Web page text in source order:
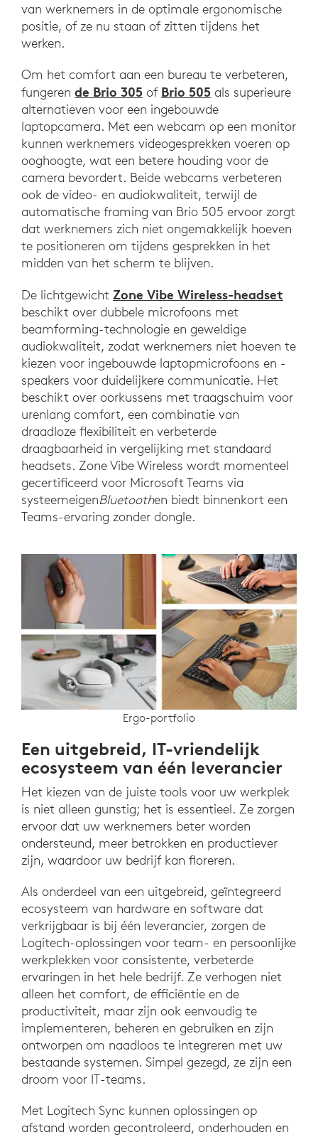
van werknemers in de optimale ergonomische
positie, of ze nu staan of zitten tijdens het
werken.
Om het comfort aan een bureau te verbeteren,
fungeren de Brio 305 of Brio 505 als superieure
alternatieven voor een ingebouwde
laptopcamera. Met een webcam op een monitor
kunnen werknemers videogesprekken voeren op
ooghoogte, wat een betere houding voor de
camera bevordert. Beide webcams verbeteren
ook de video- en audiokwaliteit, terwijl de
automatische framing van Brio 505 ervoor zorgt
dat werknemers zich niet ongemakkelijk hoeven
te positioneren om tijdens gesprekken in het
midden van het scherm te blijven.
De lichtgewicht Zone Vibe Wireless-headset
beschikt over dubbele microfoons met
beamforming-technologie en geweldige
audiokwaliteit, zodat werknemers niet hoeven te
kiezen voor ingebouwde laptopmicrofoons en -
speakers voor duidelijkere communicatie. Het
beschikt over oorkussens met traagschuim voor
urenlang comfort, een combinatie van
draadloze flexibiliteit en verbeterde
draagbaarheid in vergelijking met standaard
headsets. Zone Vibe Wireless wordt momenteel
gecertificeerd voor Microsoft Teams via
systeemeigenBluetoothen biedt binnenkort een
Teams-ervaring zonder dongle.
Ergo-portfolio
Een uitgebreid, IT-vriendelijk
ecosysteem van één leverancier
Het kiezen van de juiste tools voor uw werkplek
is niet alleen gunstig; het is essentieel. Ze zorgen
ervoor dat uw werknemers beter worden
ondersteund, meer betrokken en productiever
zijn, waardoor uw bedrijf kan floreren.
Als onderdeel van een uitgebreid, geïntegreerd
ecosysteem van hardware en software dat
verkrijgbaar is bij één leverancier, zorgen de
Logitech-oplossingen voor team- en persoonlijke
werkplekken voor consistente, verbeterde
ervaringen in het hele bedrijf. Ze verhogen niet
alleen het comfort, de efficiëntie en de
productiviteit, maar zijn ook eenvoudig te
implementeren, beheren en gebruiken en zijn
ontworpen om naadloos te integreren met uw
bestaande systemen. Simpel gezegd, ze zijn een
droom voor IT-teams.
Met Logitech Sync kunnen oplossingen op
afstand worden gecontroleerd, onderhouden en